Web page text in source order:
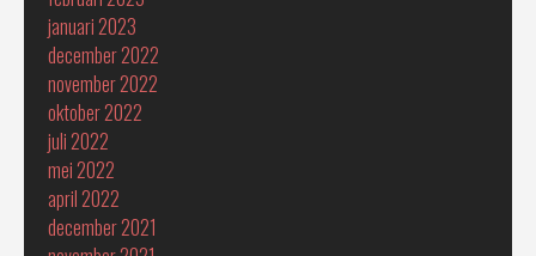
januari 2023
december 2022
november 2022
oktober 2022
juli 2022
mei 2022
april 2022
december 2021